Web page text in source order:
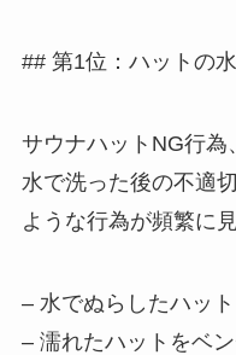
## 第1位：ハットの
サウナハットNG行為
水で洗った後の不適
ような行為が頻繁に
– 水でぬらしたハッ
– 濡れたハットをベ